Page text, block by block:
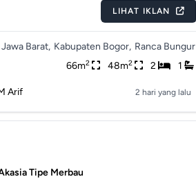
LIHAT IKLAN
Jawa Barat, Kabupaten Bogor, Ranca Bungur
66m2 48m2 2 1
Arif 2 hari yang lalu
Tipe Merbau